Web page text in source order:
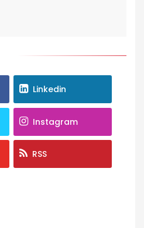
Linkedin
Instagram
RSS